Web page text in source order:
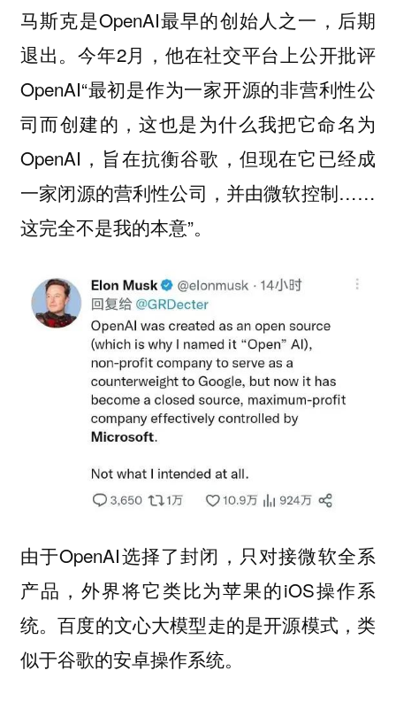
马斯克是OpenAI最早的创始人之一，后期
退出。今年2月，他在社交平台上公开批评
OpenAI“最初是作为一家开源的非营利性公
司而创建的，这也是为什么我把它命名为
OpenAI，旨在抗衡谷歌，但现在它已经成
一家闭源的营利性公司，并由微软控制……
这完全不是我的本意”。
由于OpenAI选择了封闭，只对接微软全系
产品，外界将它类比为苹果的iOS操作系
统。百度的文心大模型走的是开源模式，类
似于谷歌的安卓操作系统。